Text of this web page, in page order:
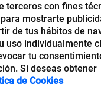
cada
A
terceros con fines
mostrarte
de tus hábitos de
uso individualmente
tu
Si deseas obtener
de Cookies